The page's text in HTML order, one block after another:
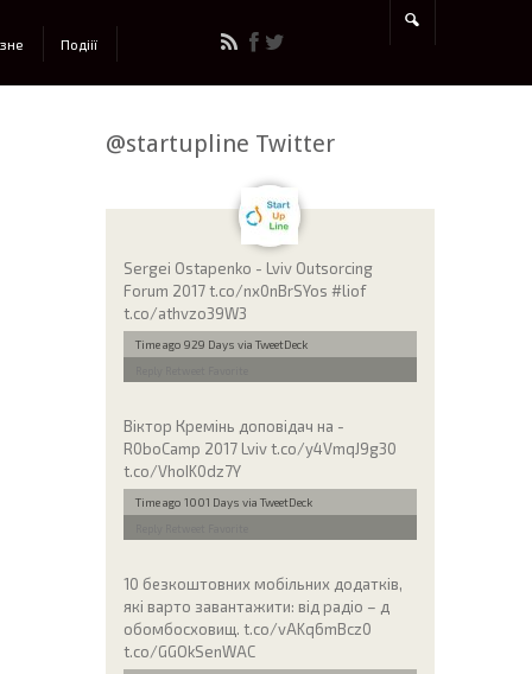
Подіії
@startupline Twitter
Sergei Ostapenko - Lviv Outsorcing
Forum 2017 t.co/nx0nBrSYos #liof
t.co/athvzo39W3
Time ago 929 Days via TweetDeck
Віктор Кремінь доповідач на -
R0boCamp 2017 Lviv t.co/y4VmqJ9g30
t.co/VhoIK0dz7Y
Time ago 1001 Days via TweetDeck
10 безкоштовних мобільних додатків,
які варто завантажити: від радіо – д
обомбосховищ. t.co/vAKq6mBcz0
t.co/GGOkSenWAC